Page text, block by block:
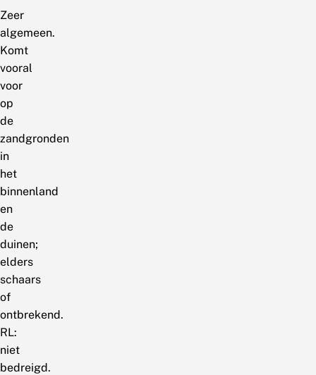
Zeer
algemeen.
Komt
vooral
voor
op
de
zandgronden
in
het
binnenland
en
de
duinen;
elders
schaars
of
ontbrekend.
RL:
niet
bedreigd.